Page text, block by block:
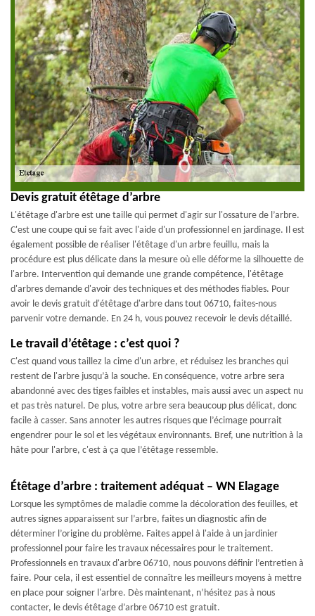
Devis gratuit étêtage d’arbre
L'étêtage d'arbre est une taille qui permet d'agir sur l'ossature de l’arbre.
C'est une coupe qui se fait avec l'aide d'un professionnel en jardinage. Il est
également possible de réaliser l'étêtage d'un arbre feuillu, mais la
procédure est plus délicate dans la mesure où elle déforme la silhouette de
l'arbre. Intervention qui demande une grande compétence, l'étêtage
d'arbres demande d'avoir des techniques et des méthodes fiables. Pour
avoir le devis gratuit d'étêtage d'arbre dans tout 06710, faites-nous
parvenir votre demande. En 24 h, vous pouvez recevoir le devis détaillé.
Le travail d’étêtage : c’est quoi ?
C'est quand vous taillez la cime d'un arbre, et réduisez les branches qui
restent de l'arbre jusqu’à la souche. En conséquence, votre arbre sera
abandonné avec des tiges faibles et instables, mais aussi avec un aspect nu
et pas très naturel. De plus, votre arbre sera beaucoup plus délicat, donc
facile à casser. Sans annoter les autres risques que l’écimage pourrait
engendrer pour le sol et les végétaux environnants. Bref, une nutrition à la
hâte pour l'arbre, c'est à ça que l’étêtage ressemble.
Étêtage d’arbre : traitement adéquat – WN Elagage
Lorsque les symptômes de maladie comme la décoloration des feuilles, et
autres signes apparaissent sur l’arbre, faites un diagnostic afin de
déterminer l’origine du problème. Faites appel à l'aide à un jardinier
professionnel pour faire les travaux nécessaires pour le traitement.
Professionnels en travaux d'arbre 06710, nous pouvons définir l’entretien à
faire. Pour cela, il est essentiel de connaître les meilleurs moyens à mettre
en place pour soigner l'arbre. Dès maintenant, n’hésitez pas à nous
contacter, le devis étêtage d’arbre 06710 est gratuit.